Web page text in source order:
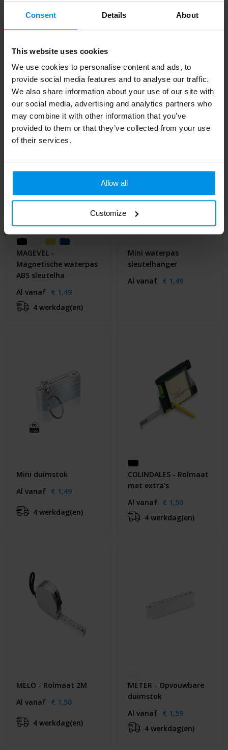
Consent Details About
This website uses cookies
We use cookies to personalise content and ads, to
provide social media features and to analyse our traffic.
We also share information about your use of our site with
our social media, advertising and analytics partners who
may combine it with other information that you’ve
provided to them or that they’ve collected from your use
of their services.
Allow all
Customize
Duimstok 2m
Al vanaf € 1,47
4 werkdag(en)
MAGEVEL -
Magnetische waterpas
ABS sleutelha
Al vanaf € 1,49
4 werkdag(en)
Mini waterpas
sleutelhanger
Al vanaf € 1,49
Mini duimstok
Al vanaf € 1,49
4 werkdag(en)
COLINDALES - Rolmaat
met extra's
Al vanaf € 1,50
4 werkdag(en)
MELO - Rolmaat 2M
Al vanaf € 1,50
4 werkdag(en)
METER - Opvouwbare
duimstok
Al vanaf € 1,59
4 werkdag(en)